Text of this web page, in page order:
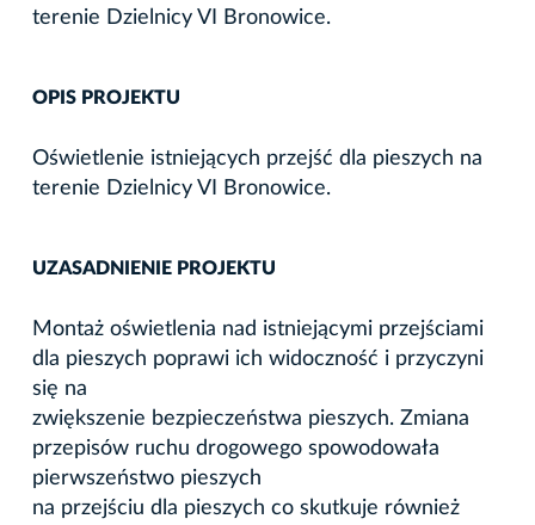
terenie Dzielnicy VI Bronowice.
OPIS PROJEKTU
Oświetlenie istniejących przejść dla pieszych na
terenie Dzielnicy VI Bronowice.
UZASADNIENIE PROJEKTU
Montaż oświetlenia nad istniejącymi przejściami
dla pieszych poprawi ich widoczność i przyczyni
się na
zwiększenie bezpieczeństwa pieszych. Zmiana
przepisów ruchu drogowego spowodowała
pierwszeństwo pieszych
na przejściu dla pieszych co skutkuje również